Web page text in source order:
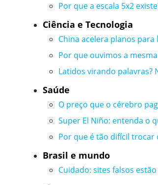
Por que a escala 5x2
Ciência e Tecnologia
China acelera planos para
Por que ouvimos a
Latidos virando palavras?
Saúde
O preço que o cérebro
Super El Niño: entenda o
Por que é tão difícil trocar
Brasil e mundo
Cuidado: sites falsos